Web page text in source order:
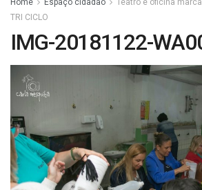
Home Espaço cidadão
Teatro e oficina
TRI CICLO
IMG-20181122-